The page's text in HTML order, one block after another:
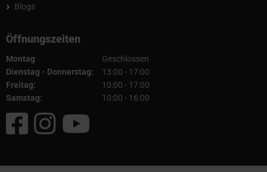
Blogs
Öffnungszeiten
Montag
Geschlossen
Dienstag - Donnerstag:
13:00 - 17:00
Freitag:
10:00 - 17:00
Samstag:
10:00 - 16:00